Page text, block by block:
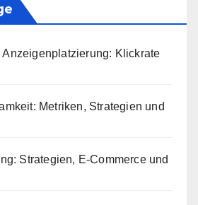
Klickrate
Metriken, Strategien und
Strategien, E-Commerce und